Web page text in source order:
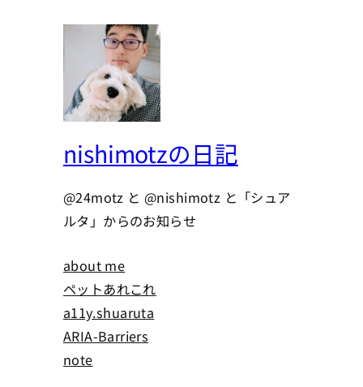
nishimotzの日記
@24motz と @nishimotz と「シュア
ルタ」からのお知らせ
about me
ペットあれこれ
a11y.shuaruta
ARIA-Barriers
note